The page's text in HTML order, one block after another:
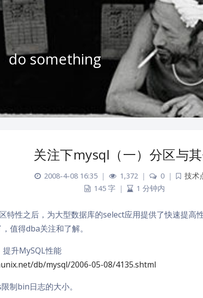
do something
关注下mysql（一）分区与
2008-4-08 16:35 | 1,372 | 0 |
技术
145 字
| 1 分钟内
特性之后，为大型数据库的select应用提供了快速提高
值得dba关注和了解。
升MySQL性能
db/mysql/2006-05-08/4135.shtml
制bin日志的大小。